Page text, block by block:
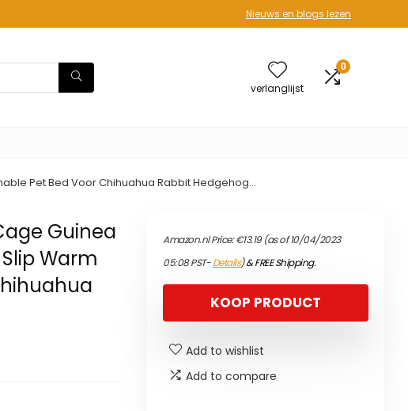
Nieuws en blogs lezen
verlanglijst
0
Pet Bed Voor Chihuahua Rabbit Hedgehog…
Guinea
Warm
Amazon.nl Price:€13.19(as of 10/04/2023
05:08 PST-Details)&FREE Shipping.
KOOP PRODUCT
Add to wishlist
Add to compare